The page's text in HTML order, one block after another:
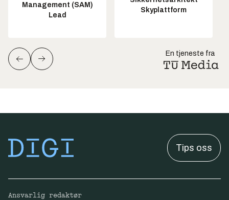
Management (SAM)
Lead
Skyplattform
En tjeneste fra
Tips oss
Ansvarlig redaktør